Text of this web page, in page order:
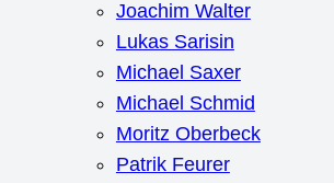
Joachim Walter
Lukas Sarisin
Michael Saxer
Michael Schmid
Moritz Oberbeck
Patrik Feurer